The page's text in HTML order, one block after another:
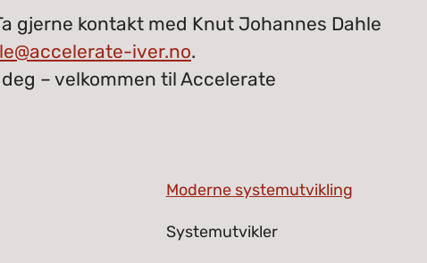
gjerne kontakt med Knut Johannes Dahle
iver.no.
– velkommen til Accelerate
Moderne systemutvikling
Systemutvikler